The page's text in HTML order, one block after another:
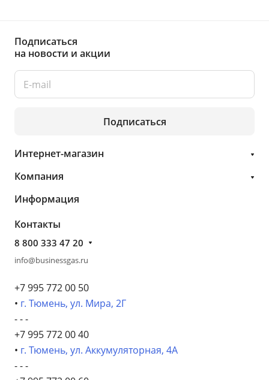
Подписаться
на новости и акции
Подписаться
Интернет-магазин
Компания
Информация
Контакты
8 800 333 47 20
info@businessgas.ru
+7 995 772 00 50
• г. Тюмень, ул. Мира, 2Г
- - -
+7 995 772 00 40
• г. Тюмень, ул. Аккумуляторная, 4А
- - -